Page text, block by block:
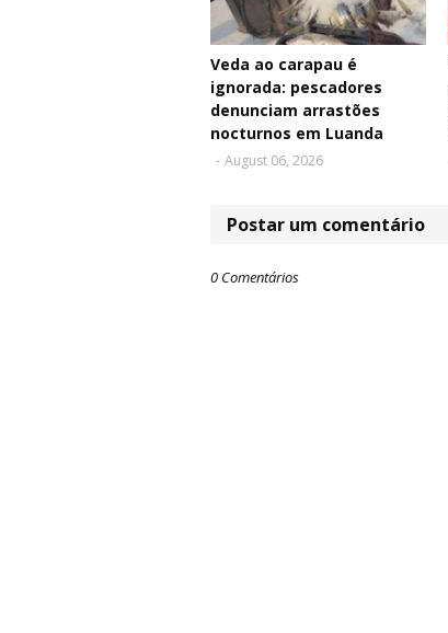
Veda ao carapau é
ignorada: pescadores
denunciam arrastões
nocturnos em Luanda
- August 06, 2026
Postar um comentário
0 Comentários